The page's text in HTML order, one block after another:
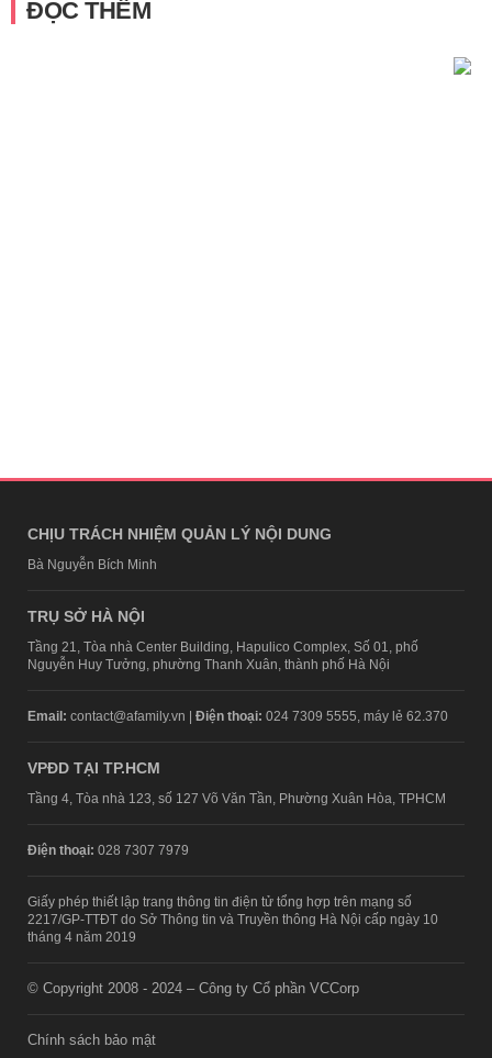
ĐỌC THÊM
CHỊU TRÁCH NHIỆM QUẢN LÝ NỘI DUNG
Bà Nguyễn Bích Minh
TRỤ SỞ HÀ NỘI
Tầng 21, Tòa nhà Center Building, Hapulico Complex, Số 01, phố
Nguyễn Huy Tưởng, phường Thanh Xuân, thành phố Hà Nội
Email: contact@afamily.vn | Điện thoại: 024 7309 5555, máy lẻ 62.370
VPĐD TẠI TP.HCM
Tầng 4, Tòa nhà 123, số 127 Võ Văn Tần, Phường Xuân Hòa, TPHCM
Điện thoại: 028 7307 7979
Giấy phép thiết lập trang thông tin điện tử tổng hợp trên mạng số
2217/GP-TTĐT do Sở Thông tin và Truyền thông Hà Nội cấp ngày 10
tháng 4 năm 2019
© Copyright 2008 - 2024 – Công ty Cổ phần VCCorp
Chính sách bảo mật